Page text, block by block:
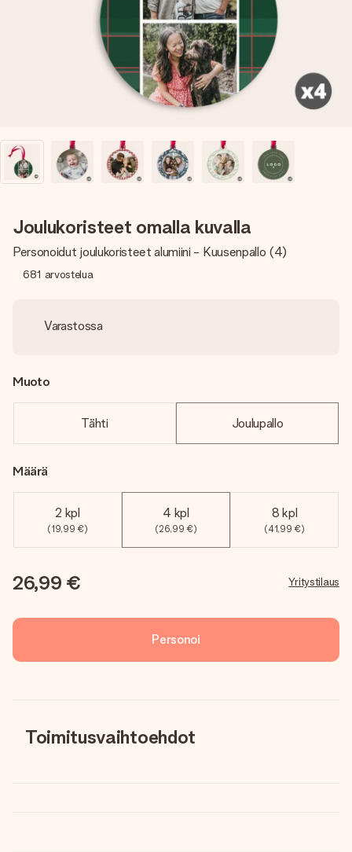
nopeammin kuin ehdit sanoa “yllätys!”
Joulukoristeet omalla kuvalla
Personoidut joulukoristeet alumiini - Kuusenpallo (4)
681 arvostelua
Varastossa
Muoto
Tähti Joulupallo
Määrä
2 kpl
(19,99 €)
4 kpl
(26,99 €)
8 kpl
(41,99 €)
26,99 € Yritystilaus
Personoi
Toimitusvaihtoehdot